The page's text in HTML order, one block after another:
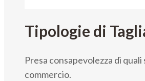
Tipologie di
Presa consapevolezza di quali
commercio.